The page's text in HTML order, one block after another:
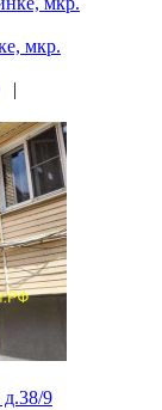
мкр.
|
9